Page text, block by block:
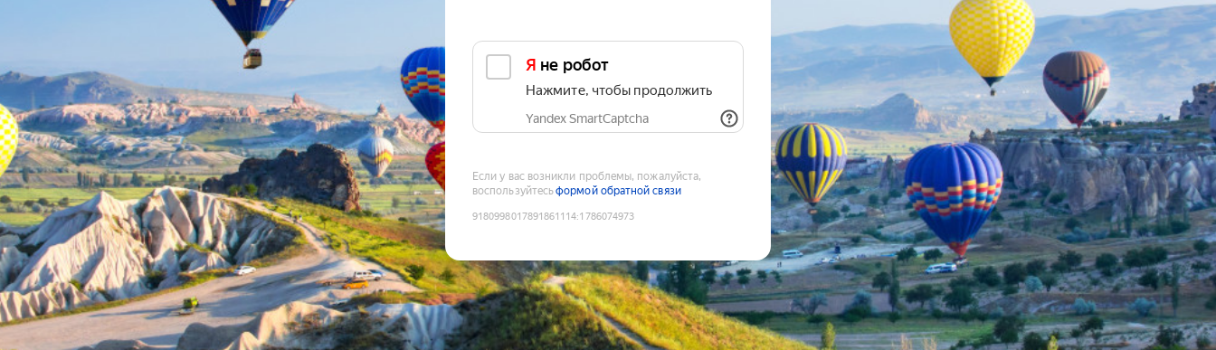
Я не робот
Нажмите, чтобы продолжить
Yandex SmartCaptcha
Если у вас возникли проблемы, пожалуйста,
воспользуйтесьформой обратной связи
9180998017891861114:1786074973